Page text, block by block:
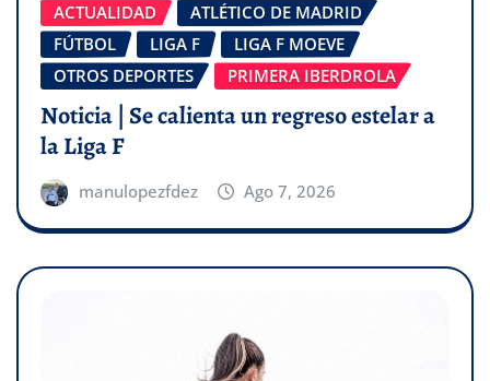
ACTUALIDAD
ATLÉTICO DE MADRID
FÚTBOL
LIGA F
LIGA F MOEVE
OTROS DEPORTES
PRIMERA IBERDROLA
Noticia | Se calienta un regreso estelar a
la Liga F
manulopezfdez Ago 7, 2026